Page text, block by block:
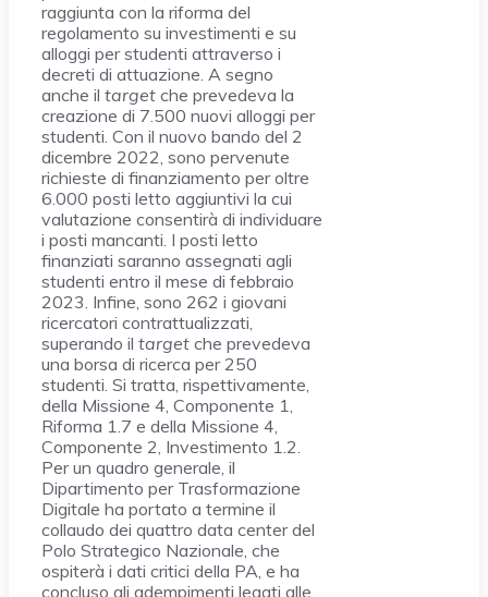
raggiunta con la riforma del
regolamento su investimenti e su
alloggi per studenti attraverso i
decreti di attuazione. A segno
anche il target che prevedeva la
creazione di 7.500 nuovi alloggi per
studenti. Con il nuovo bando del 2
dicembre 2022, sono pervenute
richieste di finanziamento per oltre
6.000 posti letto aggiuntivi la cui
valutazione consentirà di individuare
i posti mancanti. I posti letto
finanziati saranno assegnati agli
studenti entro il mese di febbraio
2023. Infine, sono 262 i giovani
ricercatori contrattualizzati,
superando il target che prevedeva
una borsa di ricerca per 250
studenti. Si tratta, rispettivamente,
della Missione 4, Componente 1,
Riforma 1.7 e della Missione 4,
Componente 2, Investimento 1.2.
Per un quadro generale, il
Dipartimento per Trasformazione
Digitale ha portato a termine il
collaudo dei quattro data center del
Polo Strategico Nazionale, che
ospiterà i dati critici della PA, e ha
concluso gli adempimenti legati alle